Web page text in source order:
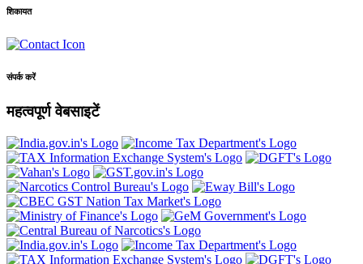
शिकायत
संपर्क करें
महत्वपूर्ण वेबसाइटें